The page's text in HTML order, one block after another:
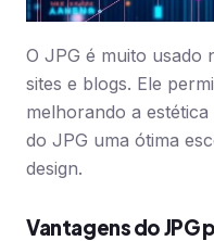
O JPG é muito usado
sites e blogs. Ele
melhorando a
do JPG uma ótima
design.
Vantagens do JPG